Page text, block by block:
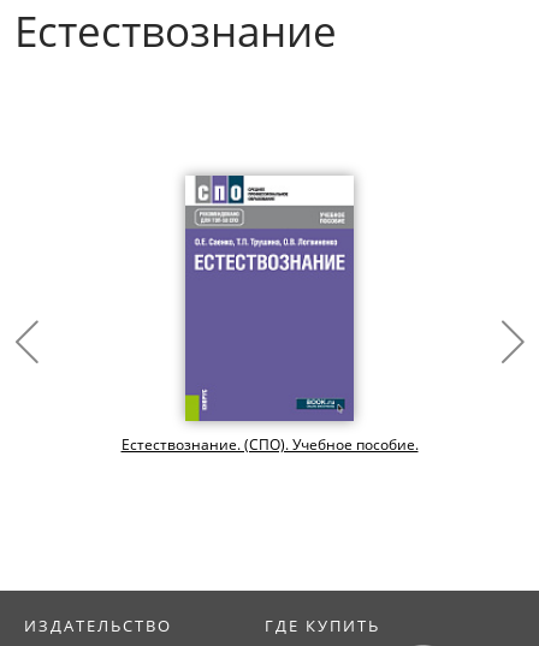
Естествознание
Естествознание. (СПО). Учебное пособие.
ИЗДАТЕЛЬСТВО ГДЕ КУПИТЬ